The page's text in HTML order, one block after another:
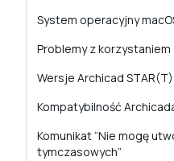
System operacyjny
Problemy z
Wersje Archicad
Kompatybilność
Komunikat “Nie mogę
tymczasowych”